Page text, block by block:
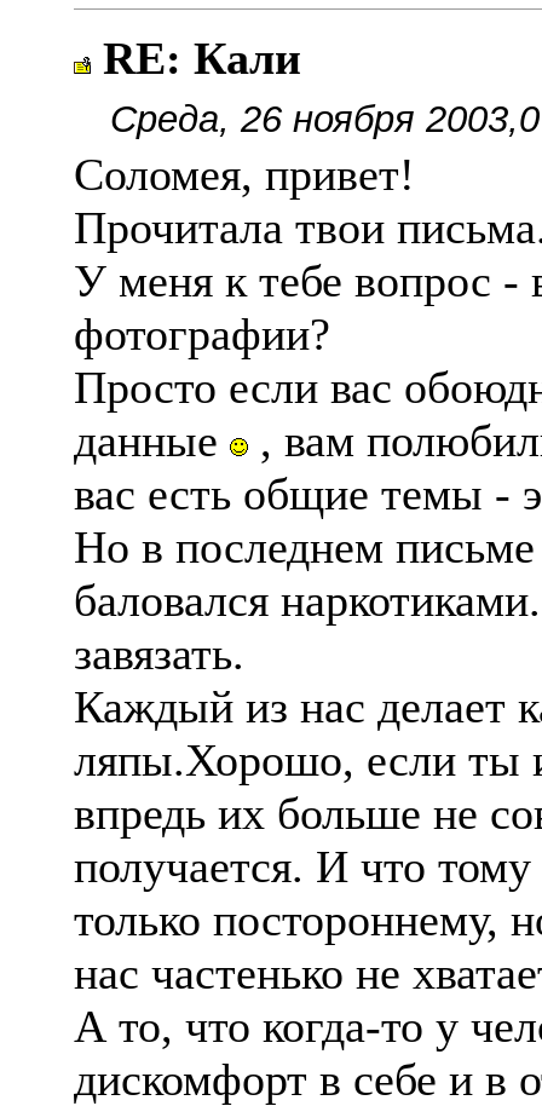
RE: Кали
Среда, 26 ноября
Соломея, привет!
Прочитала твои
У меня к тебе вопрос -
фотографии?
Просто если вас
данные
, вам
вас есть общие темы -
Но в последнем
баловался
завязать.
Каждый из нас делает
ляпы.Хорошо, если ты
впредь их больше не
получается. И что
только постороннему,
нас частенько не
А то, что когда-то у
дискомфорт в себе и